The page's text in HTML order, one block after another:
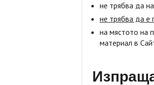
не трябва да
не трябва да е
на мястото на
материал в